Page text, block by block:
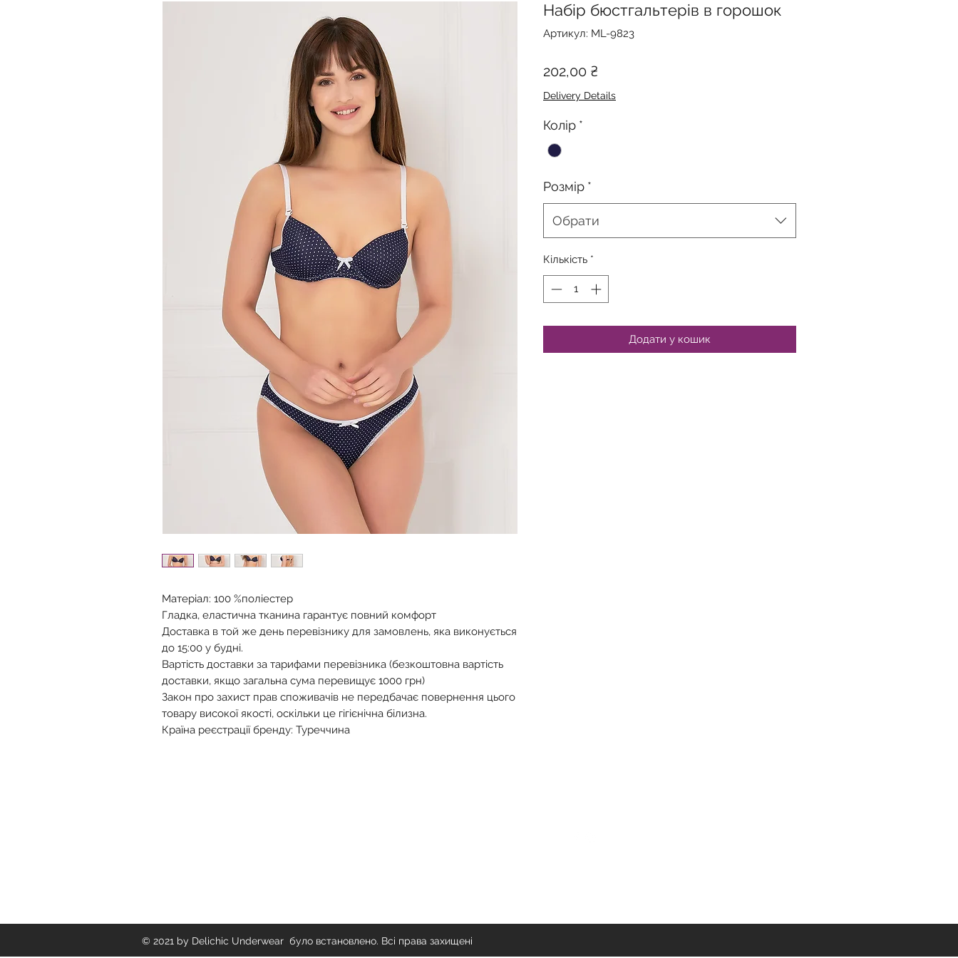
Матеріал: 100 %поліестер
Гладка, еластична тканина гарантує повний комфорт
Доставка в той же день перевізнику для замовлень, яка виконується
до 15:00 у будні.
Вартість доставки за тарифами перевізника (безкоштовна вартість
доставки, якщо загальна сума перевищує 1000 грн)
Закон про захист прав споживачів не передбачає повернення цього
товару високої якості, оскільки це гігієнічна білизна.
Країна реєстрації бренду: Туреччина
Набір бюстгальтерів в горошок
Артикул: ML-9823
202,00 ₴
Delivery Details
Колір *
Розмір *
Обрати
Кількість *
Додати у кошик
© 2021 by Delichic Underwear було встановлено. Всі права захищені